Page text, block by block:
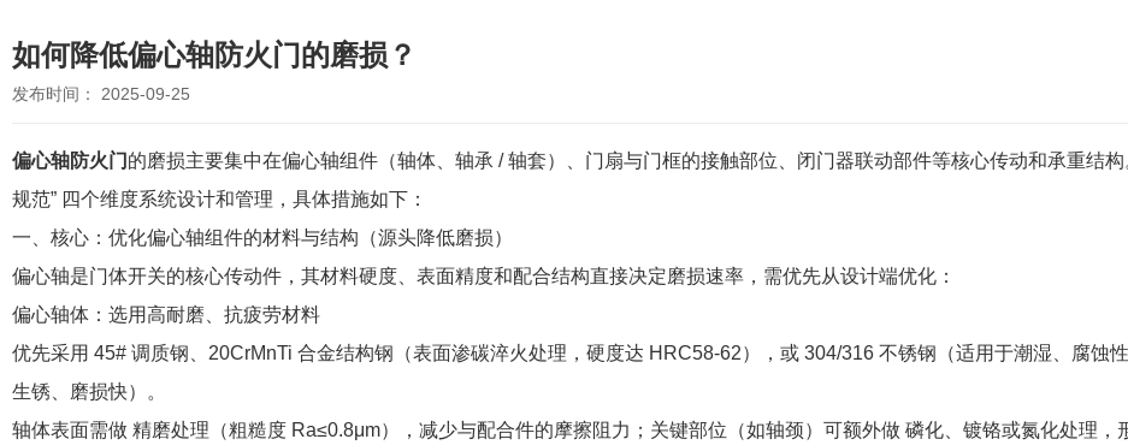
如何降低偏心轴防火门的磨损？
发布时间： 2025-09-25
偏心轴防火门 的磨损主要集中在偏心轴组件（轴体、轴承 / 轴套）、门扇与门框的接触部位、闭门器联动部件等核心传动和承重结
规范” 四个维度系统设计和管理，具体措施如下：
一、核心：优化偏心轴组件的材料与结构（源头降低磨损）
偏心轴是门体开关的核心传动件，其材料硬度、表面精度和配合结构直接决定磨损速率，需优先从设计端优化：
偏心轴体：选用高耐磨、抗疲劳材料
优先采用 45# 调质钢、20CrMnTi 合金结构钢（表面渗碳淬火处理，硬度达 HRC58-62），或 304/316 不锈钢（适用于潮湿、腐蚀
生锈、磨损快）。
轴体表面需做 精磨处理（粗糙度 Ra≤0.8μm），减少与配合件的摩擦阻力；关键部位（如轴颈）可额外做 磷化、镀铬或氮化处理，